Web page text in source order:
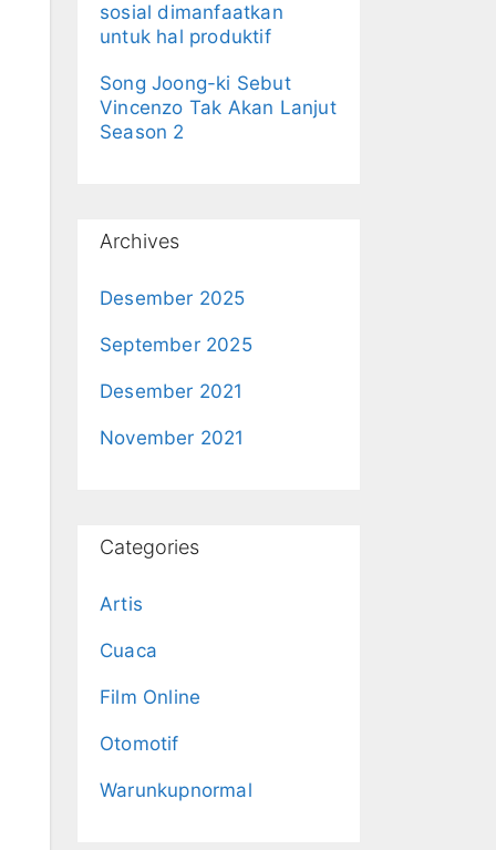
sosial dimanfaatkan
untuk hal produktif
Song Joong-ki Sebut
Vincenzo Tak Akan Lanjut
Season 2
Archives
Desember 2025
September 2025
Desember 2021
November 2021
Categories
Artis
Cuaca
Film Online
Otomotif
Warunkupnormal